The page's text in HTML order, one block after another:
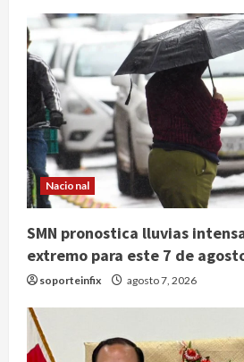
Nacional
SMN pronostica lluvias
extremo para este 7 de
soporteinfix agosto 7, 2026